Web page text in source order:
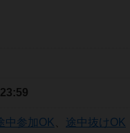
中参加OK 途中抜けOK